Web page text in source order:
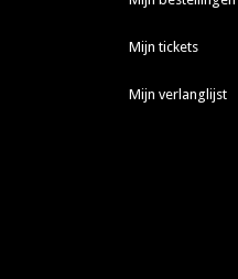
Mijn tickets
Mijn verlanglijst